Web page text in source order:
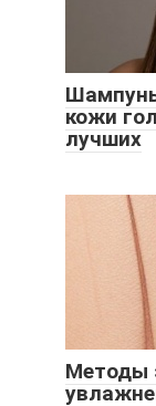
кожи
лучших
Методы